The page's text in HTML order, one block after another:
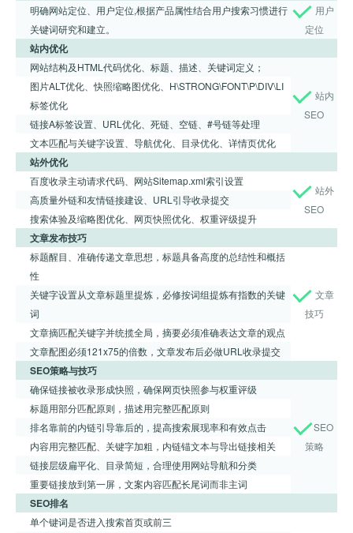
明确网站定位、用户定位,根据产品属性结合用户搜索习惯进行
关键词研究和建立。
用户
定位
站内优化
网站结构及HTML代码优化、标题、描述、关键词定义；
站内
SEO
图片ALT优化、快照缩略图优化、H\STRONG\FONT\P\DIV\LI
标签优化
链接A标签设置、URL优化、死链、空链、#号链等处理
文本匹配与关键字设置、导航优化、目录优化、详情页优化
站外优化
百度收录主动请求代码、网站Sitemap.xml索引设置
站外
SEO
高质量外链和友情链接建设、URL引导收录提交
搜索体验及缩略图优化、网页快照优化、权重评级提升
文章发布技巧
标题醒目、准确传递文章思想，标题具备高度的总结性和概括
性
文章
技巧
关键字设置从文章标题里提炼，必修按词组提炼有指数的关键
词
文章摘匹配关键字并统揽全局，摘要必须准确表达文章的观点
文章配图必须121x75的倍数，文章发布后必做URL收录提交
SEO策略与技巧
确保链接被收录形成快照，确保网页快照参与权重评级
SEO
策略
标题用部分匹配原则，描述用完整匹配原则
排名靠前的内链引导靠后的，提高搜索展现率和有效点击
内容用完整匹配、关键字加粗，内链锚文本与导出链接相关
链接层级扁平化、目录简短，合理使用网站导航和分类
重要链接放到第一屏，文案内容匹配长尾词而非主词
SEO排名
单个键词是否进入搜索首页或前三